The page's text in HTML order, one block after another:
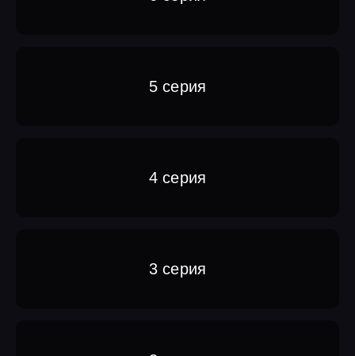
5 серия
4 серия
3 серия